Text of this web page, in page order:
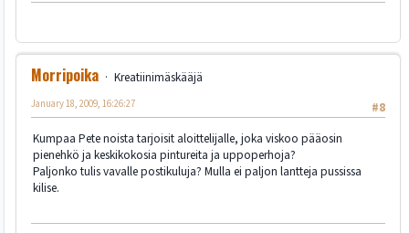
Morripoika
Kreatiinimäskääjä
#8
January 18, 2009, 16:26:27
Kumpaa Pete noista tarjoisit aloittelijalle, joka viskoo pääosin
pienehkö ja keskikokosia pintureita ja uppoperhoja?
Paljonko tulis vavalle postikuluja? Mulla ei paljon lantteja pussissa
kilise.